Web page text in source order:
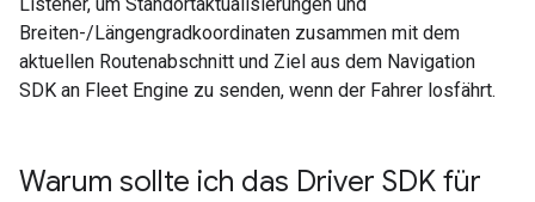
Breiten-/Längengradkoordinaten zusammen mit dem
aktuellen Routenabschnitt und Ziel aus dem Navigation
SDK an Fleet Engine zu senden, wenn der Fahrer losfährt.
Warum sollte ich das Driver SDK für